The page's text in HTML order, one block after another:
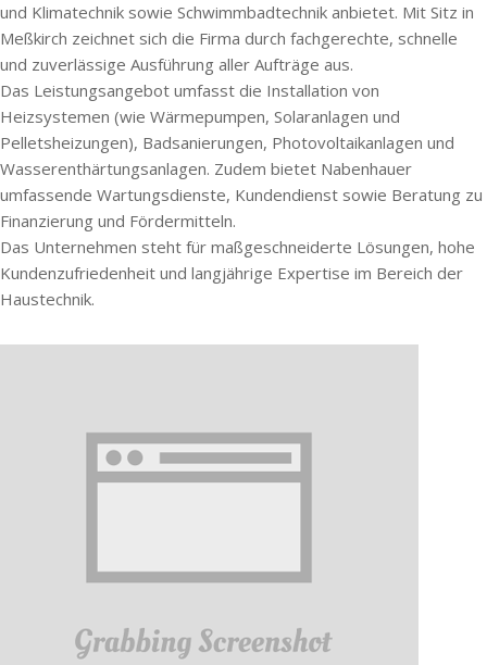
und Klimatechnik sowie Schwimmbadtechnik anbietet. Mit Sitz in
Meßkirch zeichnet sich die Firma durch fachgerechte, schnelle
und zuverlässige Ausführung aller Aufträge aus.
Das Leistungsangebot umfasst die Installation von
Heizsystemen (wie Wärmepumpen, Solaranlagen und
Pelletsheizungen), Badsanierungen, Photovoltaikanlagen und
Wasserenthärtungsanlagen. Zudem bietet Nabenhauer
umfassende Wartungsdienste, Kundendienst sowie Beratung zu
Finanzierung und Fördermitteln.
Das Unternehmen steht für maßgeschneiderte Lösungen, hohe
Kundenzufriedenheit und langjährige Expertise im Bereich der
Haustechnik.